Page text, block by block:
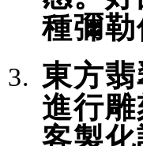
種彌
東方
進行
客製